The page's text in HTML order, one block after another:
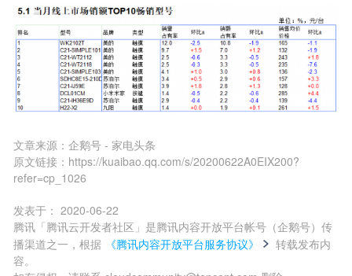
文章来源： 企鹅号 - 家电头条
原文链接： https://kuaibao.qq.com/s/20200622A0EIX200?
refer=cp_1026
发表于： 2020-06-22
腾讯「腾讯云开发者社区」是腾讯内容开放平台帐号（企鹅号）传
播渠道之一，根据
《腾讯内容开放平台服务协议》
转载发布内
容。